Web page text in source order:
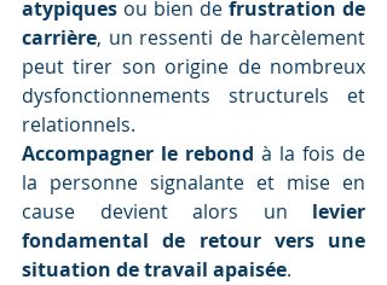
atypiques ou bien de frustration de
carrière, un ressenti de harcèlement
peut tirer son origine de nombreux
dysfonctionnements structurels et
relationnels.
Accompagner le rebond à la fois de
la personne signalante et mise en
cause devient alors un levier
fondamental de retour vers une
situation de travail apaisée.